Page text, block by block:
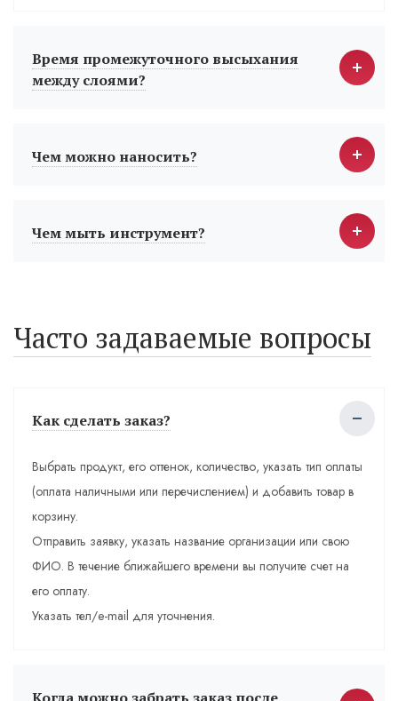
Время промежуточного высыхания
между слоями?
Чем можно наносить?
Чем мыть инструмент?
Часто задаваемые вопросы
Как сделать заказ?
Выбрать продукт, его оттенок, количество, указать тип оплаты
(оплата наличными или перечислением) и добавить товар в
корзину.
Отправить заявку, указать название организации или свою
ФИО. В течение ближайшего времени вы получите счет на
его оплату.
Указать тел/e-mail для уточнения.